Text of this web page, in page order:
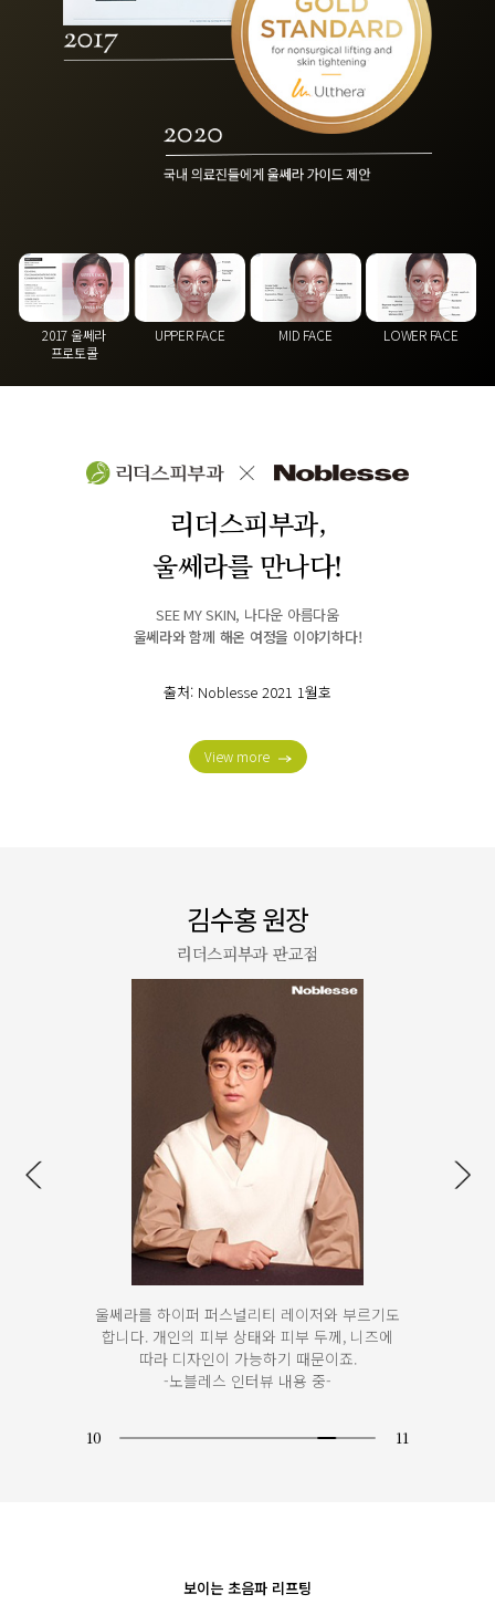
2017 울쎄라
프로토콜
UPPER FACE MID FACE LOWER FACE
리더스피부과,
울쎄라를 만나다!
SEE MY SKIN, 나다운 아름다움
울쎄라와 함께 해온 여정을 이야기하다!
출처: Noblesse 2021 1월호
View more
이정엽 원장
리더스피부과 도곡점
울쎄라는 부작용이 적고 효과가 오래 지속되어
추가적으로 시술받는 사람이 많다.
보통 6개월에서 1년 사이 한 번 정도...
-노블레스 인터뷰 내용 중-
11 11
보이는 초음파 리프팅